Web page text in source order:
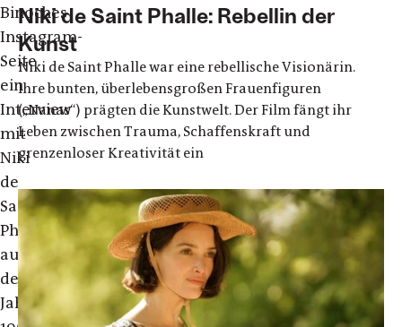
Binoches
Instagram-
Seite
ein
Interview
mit
Niki
de
Saint
Phalle
aus
dem
Jahr
Niki de Saint Phalle: Rebellin der
Kunst
Niki de Saint Phalle war eine rebellische Visionärin.
Ihre bunten, überlebensgroßen Frauenfiguren
(„Nanas“) prägten die Kunstwelt. Der Film fängt ihr
Leben zwischen Trauma, Schaffenskraft und
grenzenloser Kreativität ein